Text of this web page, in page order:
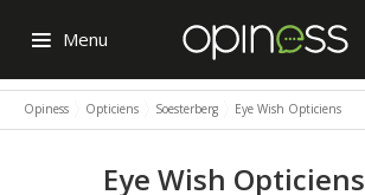
Menu
Opiness Opticiens Soesterberg Eye Wish Opticiens
Eye Wish Opticiens